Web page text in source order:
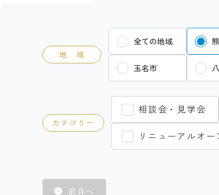
地 域
全ての地域
玉名市
カテゴリー
相談会・見学会
リニューアルオー
前月へ